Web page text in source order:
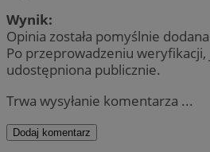
Wynik:
Opinia została pomyślnie
Po przeprowadzeniu
udostępniona publicznie.
Trwa wysyłanie komentarza ...
Dodaj komentarz